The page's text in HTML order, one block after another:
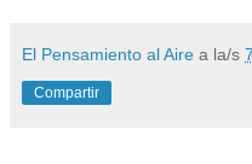
El Pensamiento al Aire a la/s
Compartir